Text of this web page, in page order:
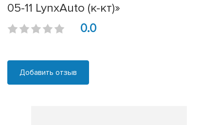
05-11 LynxAuto (к-кт)»
0.0
Добавить отзыв